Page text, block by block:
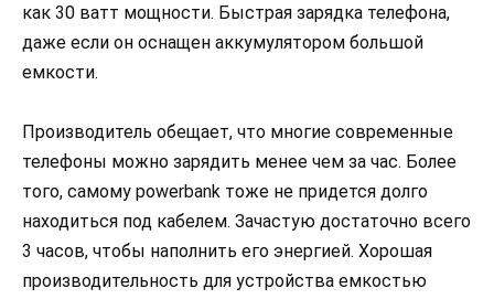
как 30 ватт мощности. Быстрая зарядка телефона,
даже если он оснащен аккумулятором большой
емкости.
Производитель обещает, что многие современные
телефоны можно зарядить менее чем за час. Более
того, самому powerbank тоже не придется долго
находиться под кабелем. Зачастую достаточно всего
3 часов, чтобы наполнить его энергией. Хорошая
производительность для устройства емкостью